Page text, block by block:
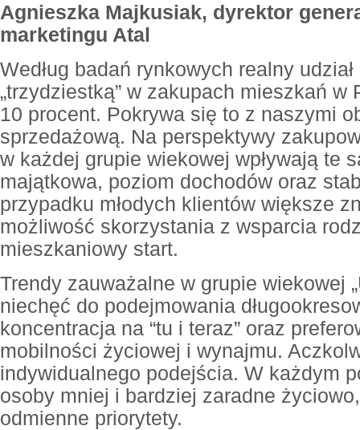
Agnieszka Majkusiak, dyrektor
marketingu Atal
Według badań rynkowych realny
„trzydziestką” w zakupach mieszkań w
10 procent. Pokrywa się to z naszymi
sprzedażową. Na perspektywy
w każdej grupie wiekowej wpływają te
majątkowa, poziom dochodów oraz
przypadku młodych klientów większe
możliwość skorzystania z wsparcia
mieszkaniowy start.
Trendy zauważalne w grupie wiekowej
niechęć do podejmowania
koncentracja na “tu i teraz” oraz
mobilności życiowej i wynajmu.
indywidualnego podejścia. W każdym
osoby mniej i bardziej zaradne
odmienne priorytety.